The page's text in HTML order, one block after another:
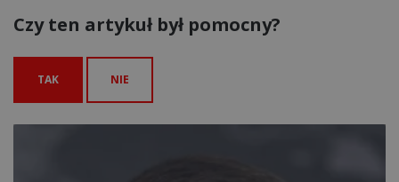
Czy ten artykuł był pomocny?
TAK NIE